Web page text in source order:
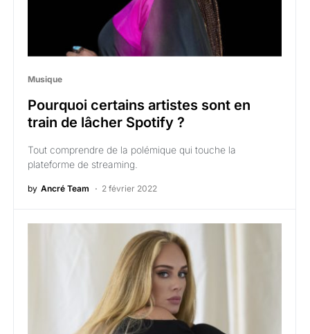
Musique
Pourquoi certains artistes sont en
train de lâcher Spotify ?
Tout comprendre de la polémique qui touche la
plateforme de streaming.
by Ancré Team 2 février 2022